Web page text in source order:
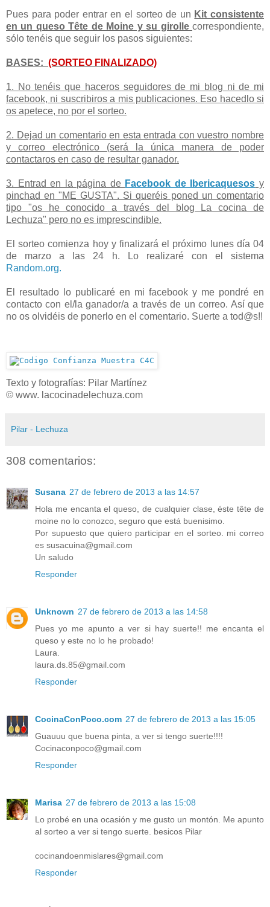
Pues para poder entrar en el sorteo de un Kit consistente
en un queso Tête de Moine y su girolle correspondiente,
sólo tenéis que seguir los pasos siguientes:
BASES: (SORTEO FINALIZADO)
1. No tenéis que haceros seguidores de mi blog ni de mi
facebook, ni suscribiros a mis publicaciones. Eso hacedlo si
os apetece, no por el sorteo.
2. Dejad un comentario en esta entrada con vuestro nombre
y correo electrónico (será la única manera de poder
contactaros en caso de resultar ganador.
3. Entrad en la página de Facebook de Ibericaquesos y
pinchad en "ME GUSTA". Si queréis poned un comentario
tipo "os he conocido a través del blog La cocina de
Lechuza" pero no es imprescindible.
El sorteo comienza hoy y finalizará el próximo lunes día 04
de marzo a las 24 h. Lo realizaré con el sistema
Random.org.
El resultado lo publicaré en mi facebook y me pondré en
contacto con el/la ganador/a a través de un correo. Así que
no os olvidéis de ponerlo en el comentario. Suerte a tod@s!!
Texto y fotografías: Pilar Martínez
© www. lacocinadelechuza.com
Pilar - Lechuza
308 comentarios:
Susana 27 de febrero de 2013 a las 14:57
Hola me encanta el queso, de cualquier clase, éste tête de
moine no lo conozco, seguro que está buenisimo.
Por supuesto que quiero participar en el sorteo. mi correo
es susacuina@gmail.com
Un saludo
Responder
Unknown 27 de febrero de 2013 a las 14:58
Pues yo me apunto a ver si hay suerte!! me encanta el
queso y este no lo he probado!
Laura.
laura.ds.85@gmail.com
Responder
CocinaConPoco.com 27 de febrero de 2013 a las 15:05
Guauuu que buena pinta, a ver si tengo suerte!!!!
Cocinaconpoco@gmail.com
Responder
Marisa 27 de febrero de 2013 a las 15:08
Lo probé en una ocasión y me gusto un montón. Me apunto
al sorteo a ver si tengo suerte. besicos Pilar
cocinandoenmislares@gmail.com
Responder